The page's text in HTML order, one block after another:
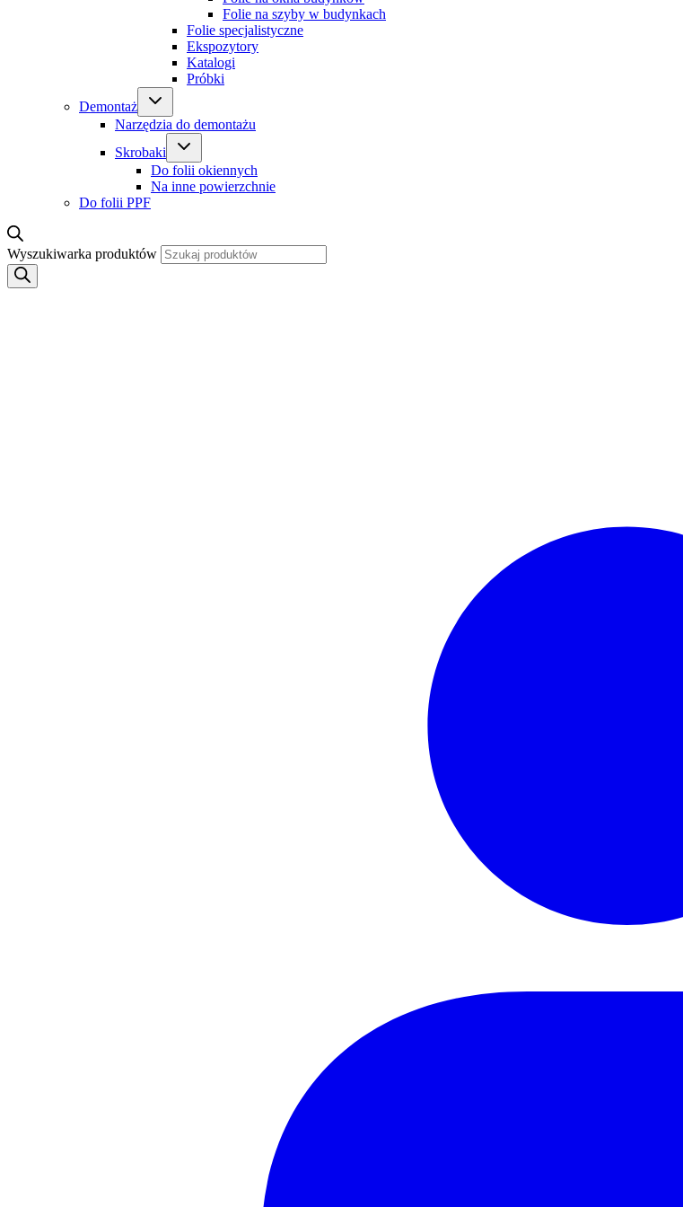
Folie na szyby w budynkach
Folie specjalistyczne
Ekspozytory
Katalogi
Próbki
Demontaż
Narzędzia do demontażu
Skrobaki
Do folii okiennych
Na inne powierzchnie
Do folii PPF
Wyszukiwarka produktów